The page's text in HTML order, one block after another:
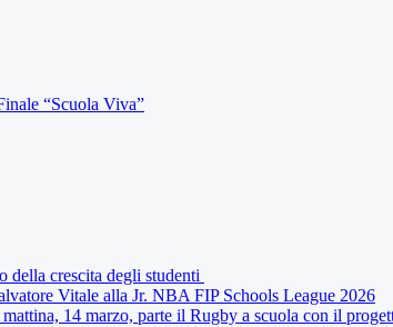
“Scuola Viva”
della crescita degli studenti
Vitale alla Jr. NBA FIP Schools League 2026
mattina, 14 marzo, parte il Rugby a scuola con il